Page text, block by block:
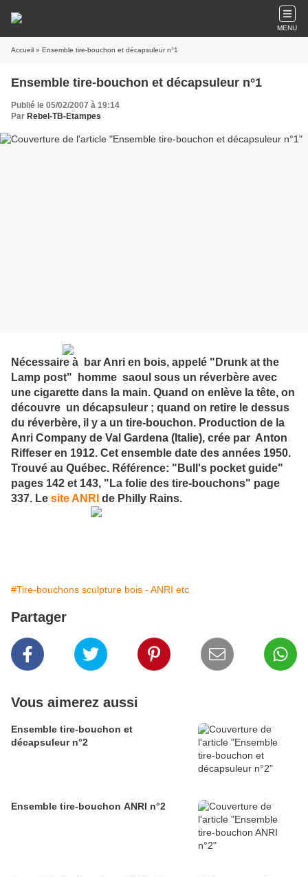
MENU
Accueil » Ensemble tire-bouchon et décapsuleur n°1
Ensemble tire-bouchon et décapsuleur n°1
Publié le 05/02/2007 à 19:14
Par Rebel-TB-Etampes
Nécessaire à bar Anri en bois, appelé "Drunk at the
Lamp post" homme saoul sous un réverbère avec
une cigarette dans la main. Quand on enlève la tête, on
découvre un décapsuleur ; quand on retire le dessus
du réverbère, il y a un tire-bouchon. Production de la
Anri Company de Val Gardena (Italie), crée par Anton
Riffeser en 1912. Cet ensemble date des années 1950.
Trouvé au Québec. Référence: "Bull's pocket guide"
pages 142 et 143, "La folie des tire-bouchons" page
337. Le site ANRI de Philly Rains.
#Tire-bouchons sculpture bois - ANRI etc
Partager
Vous aimerez aussi
Ensemble tire-bouchon et
décapsuleur n°2
Ensemble tire-bouchon ANRI n°2